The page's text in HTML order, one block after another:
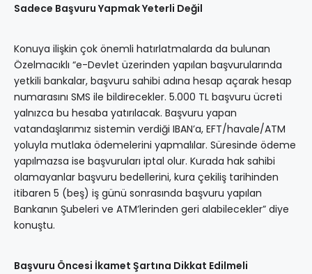
Sadece Başvuru Yapmak Yeterli Değil
Konuya ilişkin çok önemli hatırlatmalarda da bulunan
Özelmacıklı “e-Devlet üzerinden yapılan başvurularında
yetkili bankalar, başvuru sahibi adına hesap açarak hesap
numarasını SMS ile bildirecekler. 5.000 TL başvuru ücreti
yalnızca bu hesaba yatırılacak. Başvuru yapan
vatandaşlarımız sistemin verdiği IBAN’a, EFT/havale/ATM
yoluyla mutlaka ödemelerini yapmalılar. Süresinde ödeme
yapılmazsa ise başvuruları iptal olur. Kurada hak sahibi
olamayanlar başvuru bedellerini, kura çekiliş tarihinden
itibaren 5 (beş) iş günü sonrasında başvuru yapılan
Bankanın Şubeleri ve ATM’lerinden geri alabilecekler” diye
konuştu.
Başvuru Öncesi İkamet Şartına Dikkat Edilmeli